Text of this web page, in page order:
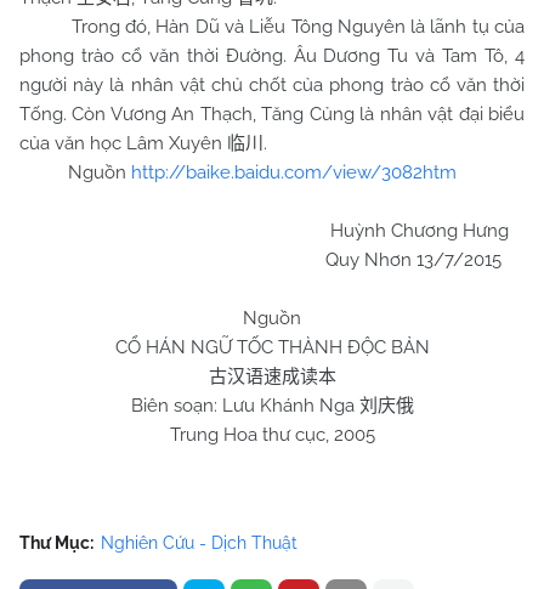
Trong đó, Hàn Dũ và Liễu Tông Nguyên là lãnh tụ của
phong trào cổ văn thời Đường. Âu Dương Tu và Tam Tô, 4
người này là nhân vật chủ chốt của phong trào cổ văn thời
Tống. Còn Vương An Thạch, Tăng Củng là nhân vật đại biểu
của văn học Lâm Xuyên
临川 .
Nguồn http://baike.baidu.com/view/3082htm
Huỳnh Chương Hưng
Quy Nhơn 13/7/2015
Nguồn
CỔ HÁN NGỮ TỐC THÀNH ĐỘC BẢN
古汉语速成读本
Biên soạn: Lưu Khánh Nga 刘庆俄
Trung Hoa thư cục, 2005
Thư Mục: Nghiên Cứu - Dịch Thuật